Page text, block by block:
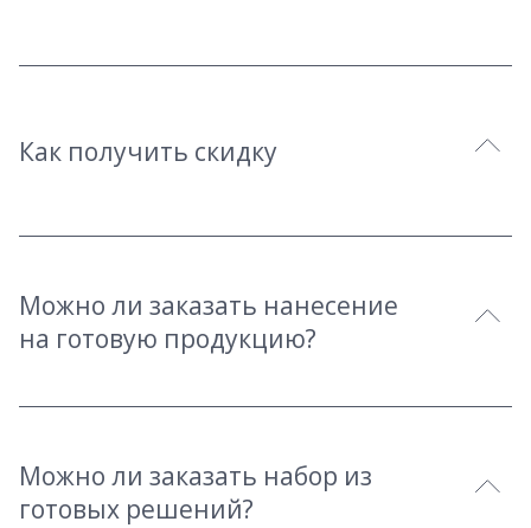
Как получить скидку
Можно ли заказать нанесение
на готовую продукцию?
Можно ли заказать набор из
готовых решений?